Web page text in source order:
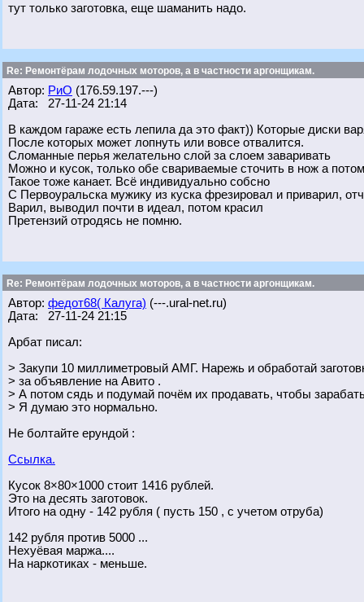
тут только заготовка, еще шаманить надо.
Re: Ремонтёрам лодочных моторов, а в частности аргонщикам.
Автор: РиО (176.59.197.---)
Дата: 27-11-24 21:14
В каждом гараже есть лепила да это факт)) Которые диски
После которых может лопнуть или вовсе отвалится.
Сломанные перья желательно слой за слоем заваривать
Можно и кусок, только обе свариваемые сточить в нож а
Такое тоже канает. Всё индивидуально собсно
С Первоуральска мужику из куска фрезировал и приварил,
Варил, выводил почти в идеал, потом красил
Претензий отродясь не помню.
Re: Ремонтёрам лодочных моторов, а в частности аргонщикам.
Автор: федот68( Калуга) (---.ural-net.ru)
Дата: 27-11-24 21:15
Арбат писал:
> Закупи 10 миллиметровый АМГ. Нарежь и обработай
> за объявление на Авито .
> А потом сядь и подумай почём их продавать, чтобы
> Я думаю это нормально.
Не болтайте ерундой :
Ссылка.
Кусок 8×80×1000 стоит 1416 рублей.
Это на десять заготовок.
Итого на одну - 142 рубля ( пусть 150 , с учетом отруба)
142 рубля против 5000 ...
Нехуёвая маржа....
На наркотиках - меньше.